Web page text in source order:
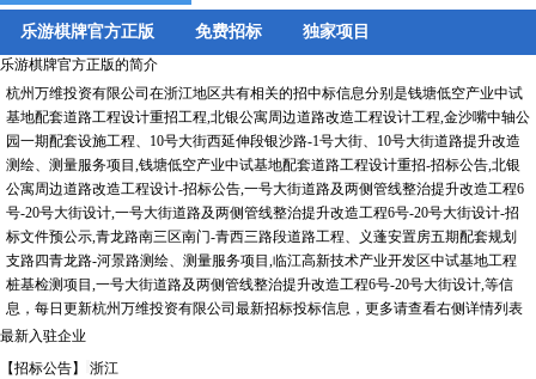
乐游棋牌官方正版 免费招标 独家项目
乐游棋牌官方正版的简介
杭州万维投资有限公司在浙江地区共有相关的招中标信息分别是钱塘低空产业中试
基地配套道路工程设计重招工程,北银公寓周边道路改造工程设计工程,金沙嘴中轴公
园一期配套设施工程、10号大街西延伸段银沙路-1号大街、10号大街道路提升改造
测绘、测量服务项目,钱塘低空产业中试基地配套道路工程设计重招-招标公告,北银
公寓周边道路改造工程设计-招标公告,一号大街道路及两侧管线整治提升改造工程6
号-20号大街设计,一号大街道路及两侧管线整治提升改造工程6号-20号大街设计-招
标文件预公示,青龙路南三区南门-青西三路段道路工程、义蓬安置房五期配套规划
支路四青龙路-河景路测绘、测量服务项目,临江高新技术产业开发区中试基地工程
桩基检测项目,一号大街道路及两侧管线整治提升改造工程6号-20号大街设计,等信
息，每日更新杭州万维投资有限公司最新招标投标信息，更多请查看右侧详情列表
最新入驻企业
【招标公告】
浙江